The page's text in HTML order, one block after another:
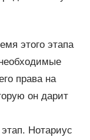
этого этапа
права на
он дарит
Нотариус